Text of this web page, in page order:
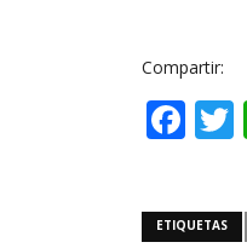
Compartir:
ETIQUETAS